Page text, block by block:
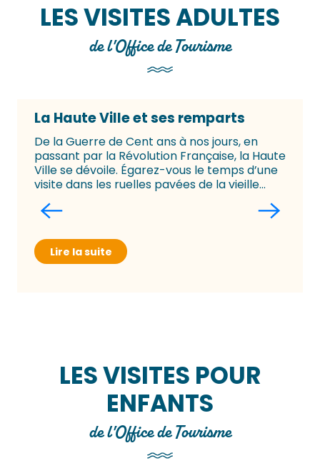
LES VISITES ADULTES
de l'Office de Tourisme
La Haute Ville et ses remparts
De la Guerre de Cent ans à nos jours, en
passant par la Révolution Française, la Haute
Ville se dévoile. Égarez-vous le temps d’une
visite dans les ruelles pavées de la vieille...
Lire la suite
LES VISITES POUR
ENFANTS
de l'Office de Tourisme